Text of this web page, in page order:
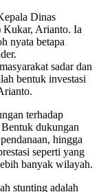
Dinas
Kukar, Arianto. Ia
nyata betapa
sadar dan
bentuk investasi
terhadap
dukungan
hingga
seperti yang
banyak wilayah.
stunting adalah